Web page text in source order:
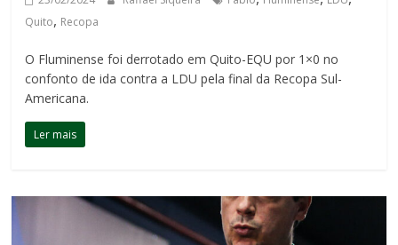
Quito, Recopa
O Fluminense foi derrotado em Quito-EQU por 1×0 no
confonto de ida contra a LDU pela final da Recopa Sul-
Americana.
Ler mais